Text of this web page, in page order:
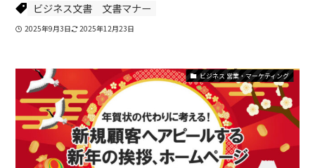
ビジネス文書 文書マナー
2025年9月3日 2025年12月23日
ビジネス 営業・マーケティング